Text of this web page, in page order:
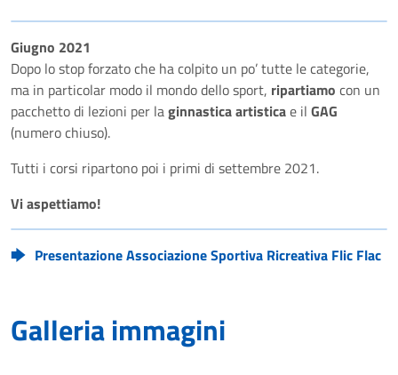
Giugno 2021
Dopo lo stop forzato che ha colpito un po’ tutte le categorie,
ma in particolar modo il mondo dello sport, ripartiamo con un
pacchetto di lezioni per laginnastica artisticae il GAG
(numero chiuso).
Tutti i corsi ripartono poi i primi di settembre 2021.
Vi aspettiamo!
Presentazione Associazione Sportiva Ricreativa Flic Flac
Galleria immagini